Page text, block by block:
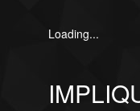
Loading...